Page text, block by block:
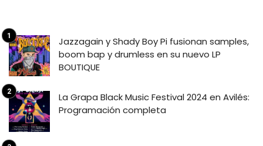
Jazzagain y Shady Boy Pi fusionan samples,
boom bap y drumless en su nuevo LP
BOUTIQUE
La Grapa Black Music Festival 2024 en Avilés:
Programación completa